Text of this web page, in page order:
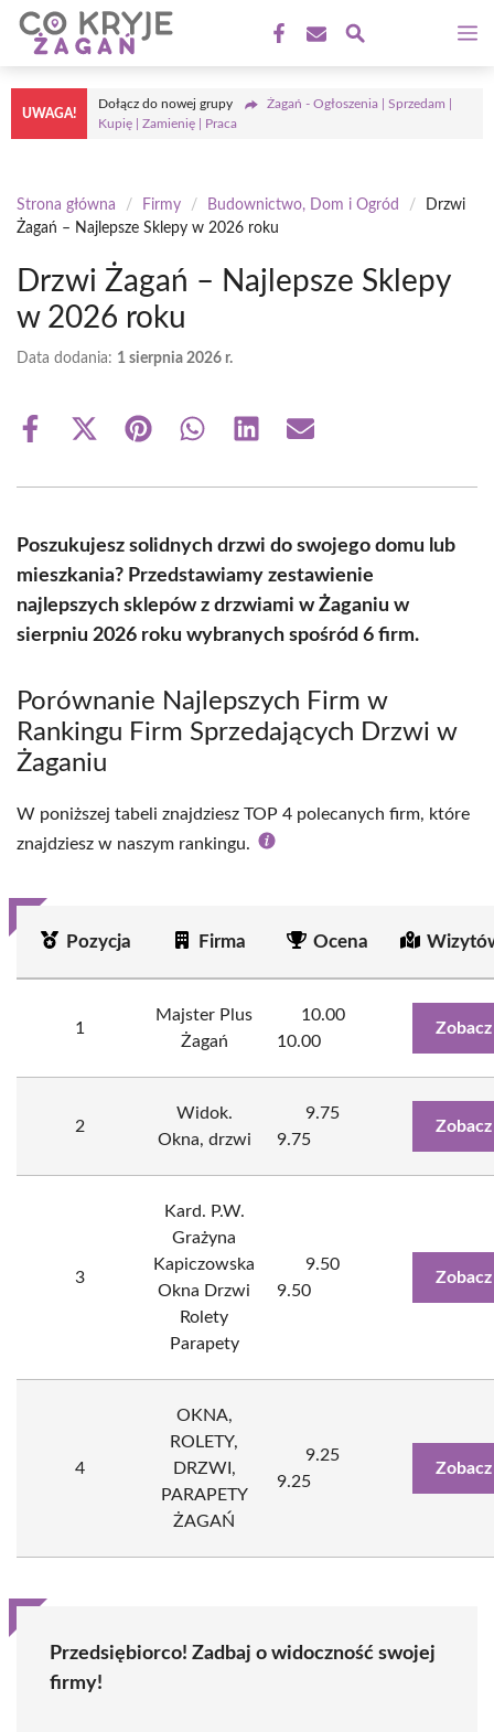
Przejdź
treści
UWAGA!
Dołącz do nowej grupy
Żagań - Ogłoszenia | Sprzedam |
Kupię | Zamienię | Praca
Strona główna / Firmy / Budownictwo, Dom i Ogród /
Drzwi
Żagań – Najlepsze Sklepy w 2026 roku
Drzwi Żagań – Najlepsze Sklepy
w 2026 roku
Data dodania: 1 sierpnia 2026 r.
Share
Share
(Twitter)
Share Share Share Share
Poszukujesz solidnych drzwi do swojego domu lub
mieszkania? Przedstawiamy zestawienie
najlepszych sklepów z drzwiami w Żaganiu w
sierpniu 2026 roku wybranych spośród 6 firm.
Porównanie Najlepszych Firm w
Rankingu Firm Sprzedających Drzwi w
Żaganiu
W poniższej tabeli znajdziesz TOP 4 polecanych firm, które
znajdziesz w naszym rankingu.
Pozycja Firma Ocena
1
Majster Plus
Żagań
10.00
10.00
2
Widok.
Okna, drzwi
9.75
9.75
3
Kard. P.W.
Grażyna
Kapiczowska
Okna Drzwi
Rolety
Parapety
9.50
9.50
4
OKNA,
ROLETY,
DRZWI,
PARAPETY
ŻAGAŃ
9.25
9.25
Przedsiębiorco! Zadbaj o widoczność swojej
firmy!